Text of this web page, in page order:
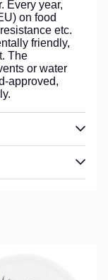
Every year,
on food
etc.
friendly,
The
or water
approved,
0 / 5